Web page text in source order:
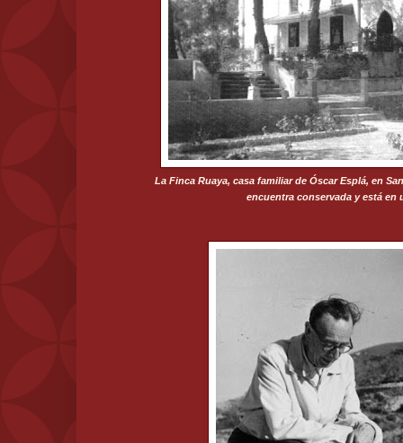
La Finca Ruaya, casa familiar de Óscar Esplá, en
encuentra conservada y está en